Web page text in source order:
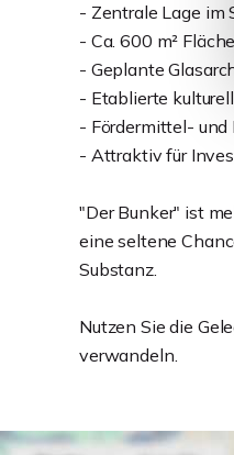
- Zentrale Lage im
- Ca. 600 m²
- Geplante
- Etablierte
- Fördermittel-
- Attraktiv für
"Der Bunker" ist
eine seltene
Substanz.
Nutzen Sie die
verwandeln.